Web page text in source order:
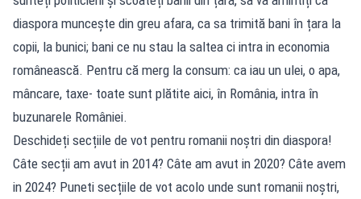
diaspora muncește din greu afara, ca sa trimită bani în țara la
copii, la bunici; bani ce nu stau la saltea ci intra in economia
românească. Pentru că merg la consum: ca iau un ulei, o apa,
mâncare, taxe- toate sunt plătite aici, în România, intra în
buzunarele României.
Deschideți secțiile de vot pentru romanii noștri din diaspora!
Câte secții am avut in 2014? Câte am avut in 2020? Câte avem
in 2024? Puneti secțiile de vot acolo unde sunt romanii noștri,